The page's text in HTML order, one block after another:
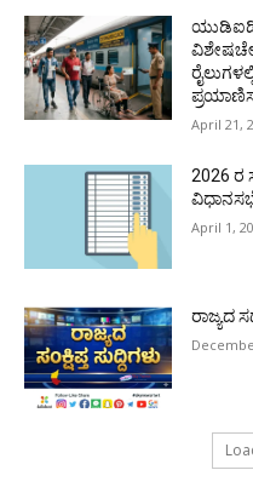
ಯುಡಿಐಡಿ
April 21,
2026 ರ
April 1,
ರಾಜ್ಯದ